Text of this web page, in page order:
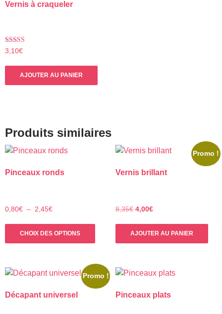
Vernis à craqueler
Note
5.00
3,10€
AJOUTER AU PANIER
Produits similaires
Pinceaux ronds
0,80€ – 2,45€Plage
CHOIX DES OPTIONS
Ce
variations.
Les
options
Promo !
Vernis brillant
8,35€ Le
4,00€Le
AJOUTER AU PANIER
Promo !
Décapant universel Pinceaux plats